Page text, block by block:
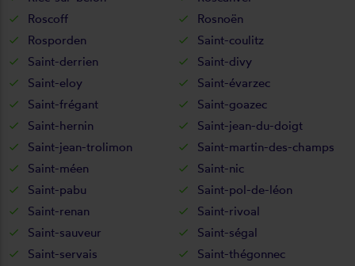
Roscoff
Rosnoën
Rosporden
Saint-coulitz
Saint-derrien
Saint-divy
Saint-eloy
Saint-évarzec
Saint-frégant
Saint-goazec
Saint-hernin
Saint-jean-du-doigt
Saint-jean-trolimon
Saint-martin-des-champs
Saint-méen
Saint-nic
Saint-pabu
Saint-pol-de-léon
Saint-renan
Saint-rivoal
Saint-sauveur
Saint-ségal
Saint-servais
Saint-thégonnec